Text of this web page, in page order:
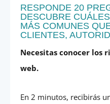
RESPONDE 20
DESCUBRE
MÁS COMUNES
CLIENTES,
Necesitas conocer los
web.
En 2 minutos, recibirás